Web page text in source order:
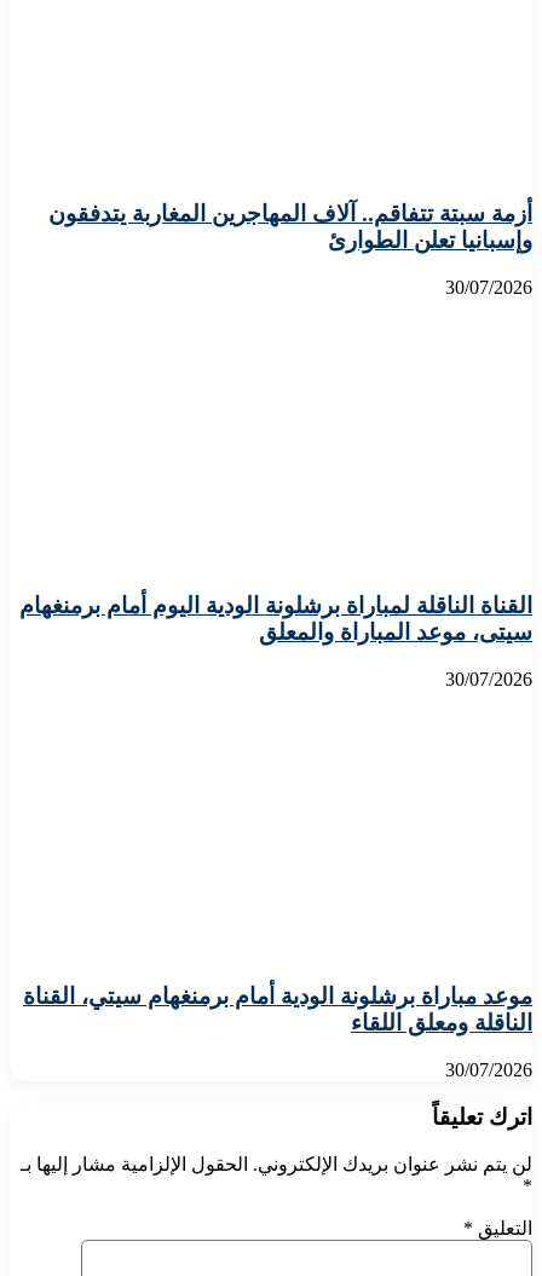
أزمة سبتة تتفاقم.. آلاف المهاجرين المغاربة يتدفقون
وإسبانيا تعلن الطوارئ
30/07/2026
القناة الناقلة لمباراة برشلونة الودية اليوم أمام برمنغهام
سيتى، موعد المباراة والمعلق
30/07/2026
موعد مباراة برشلونة الودية أمام برمنغهام سيتي، القناة
الناقلة ومعلق اللقاء
30/07/2026
اترك تعليقاً
لن يتم نشر عنوان بريدك الإلكتروني. الحقول الإلزامية مشار إليها بـ
*
التعليق *